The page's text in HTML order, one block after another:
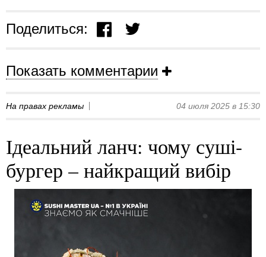
Поделиться:
Показать комментарии
На правах рекламы 04 июля 2025 в 15:30
Ідеальний ланч: чому суші-
бургер – найкращий вибір